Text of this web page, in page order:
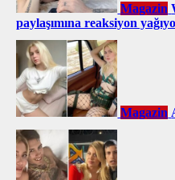
Magazin
paylaşımına reaksiyon
Magazin